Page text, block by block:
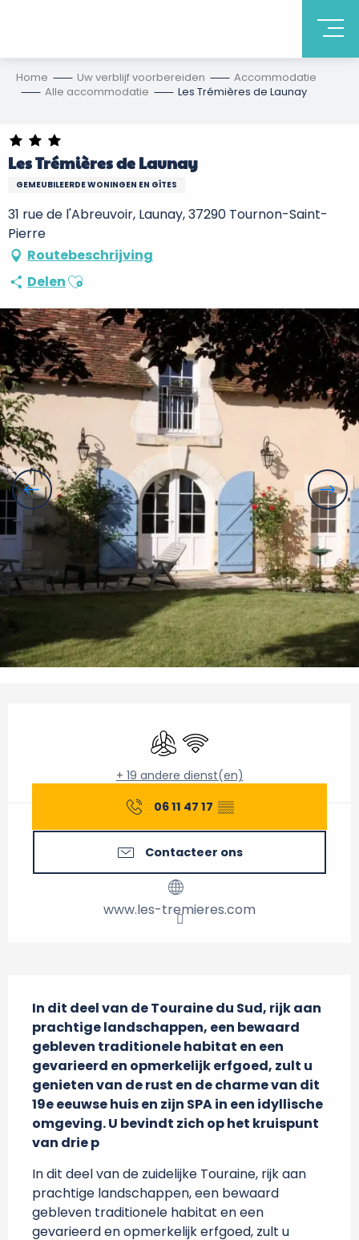
Home Uw verblijf voorbereiden
Accommodatie
Alle accommodatie
Les Trémières de Launay
Les Trémières de Launay
GEMEUBILEERDE WONINGEN EN GÎTES
31 rue de l'Abreuvoir, Launay, 37290 Tournon-Saint-
Pierre
Routebeschrijving
DelenAjouter aux favoris
Met airco
Wifi
+ 19 andere dienst(en)
06 11 47 17 ▒▒
Contacteer ons
www.les-tremieres.com
In dit deel van de Touraine du Sud, rijk aan
prachtige landschappen, een bewaard
gebleven traditionele habitat en een
gevarieerd en opmerkelijk erfgoed, zult u
genieten van de rust en de charme van dit
19e eeuwse huis en zijn SPA in een idyllische
omgeving. U bevindt zich op het kruispunt
van drie p
In dit deel van de zuidelijke Touraine, rijk aan
prachtige landschappen, een bewaard
gebleven traditionele habitat en een
gevarieerd en opmerkelijk erfgoed, zult u